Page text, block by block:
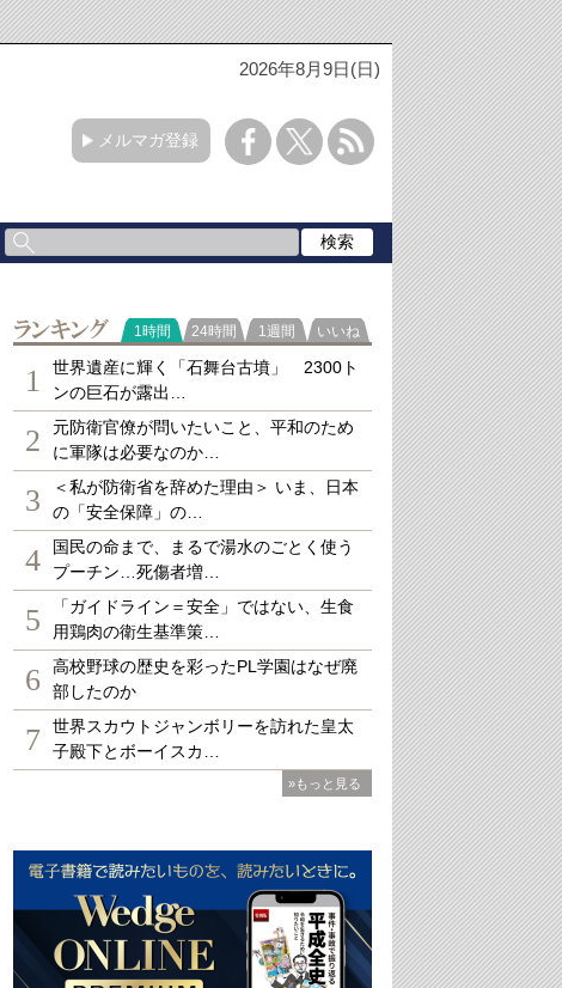
2026年8月9日(日)
メルマガ登録
ランキング
1時間 24時間 1週間 いいね
1
世界遺産に輝く「石舞台古墳」 2300ト
ンの巨石が露出…
2
元防衛官僚が問いたいこと、平和のため
に軍隊は必要なのか…
3
＜私が防衛省を辞めた理由＞ いま、日本
の「安全保障」の…
4
国民の命まで、まるで湯水のごとく使う
プーチン…死傷者増…
5
「ガイドライン＝安全」ではない、生食
用鶏肉の衛生基準策…
6
高校野球の歴史を彩ったPL学園はなぜ廃
部したのか
7
世界スカウトジャンボリーを訪れた皇太
子殿下とボーイスカ…
»もっと見る